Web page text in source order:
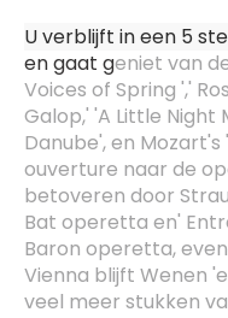
U verblijft in een 5
en gaat geniet van
Voices of Spring ','
Galop,' 'A Little Night
Danube', en
ouverture naar de
betoveren door
Bat operetta en'
Baron operetta,
Vienna blijft Wenen
veel meer stukken